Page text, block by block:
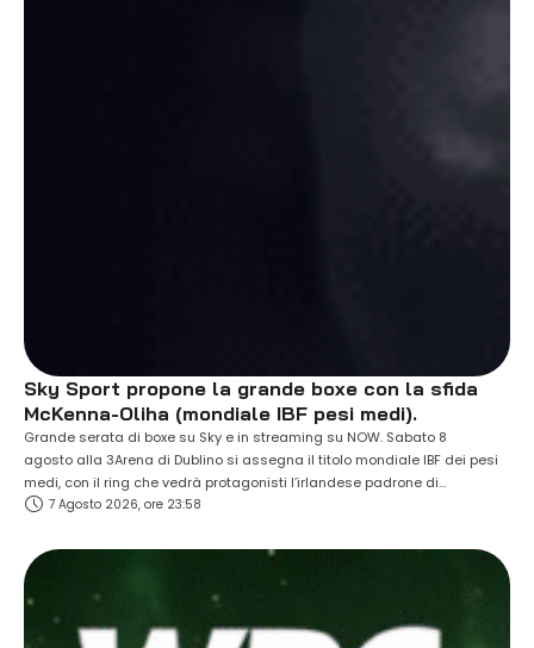
Sky Sport propone la grande boxe con la sfida
McKenna-Oliha (mondiale IBF pesi medi).
Grande serata di boxe su Sky e in streaming su NOW. Sabato 8
agosto alla 3Arena di Dublino si assegna il titolo mondiale IBF dei pesi
medi, con il ring che vedrà protagonisti l’irlandese padrone di
casa Aaron McKenna e l’azzurro Etinosa Oliha. Grande attesa per il
Chapo” - imbattuto come il suo avversario nella carriera …
7 Agosto 2026, ore 23:58